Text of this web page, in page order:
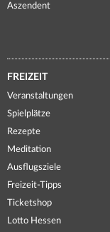
Aszendent
FREIZEIT
Veranstaltungen
Spielplätze
Rezepte
Meditation
Ausflugsziele
Freizeit-Tipps
Ticketshop
Lotto Hessen